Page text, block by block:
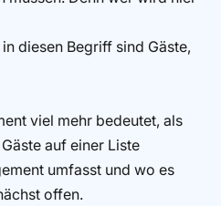
diesen Begriff sind Gäste,
viel mehr bedeutet, als
auf einer Liste
umfasst und wo es
offen.